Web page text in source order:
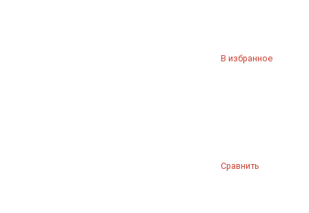
В избранное
Сравнить